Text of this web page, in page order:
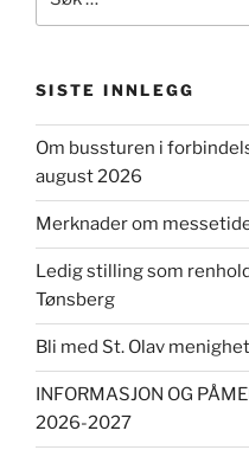
etter:
SISTE INNLEGG
Om bussturen i
august 2026
Merknader om
Ledig stilling som
Tønsberg
Bli med St. Olav
INFORMASJON OG
2026-2027